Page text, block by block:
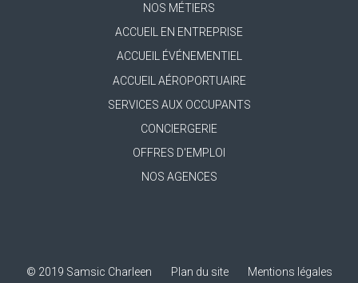
NOS MÉTIERS
ACCUEIL EN ENTREPRISE
ACCUEIL ÉVÉNEMENTIEL
ACCUEIL AÉROPORTUAIRE
SERVICES AUX OCCUPANTS
CONCIERGERIE
OFFRES D'EMPLOI
NOS AGENCES
© 2019 Samsic Charleen Plan du site Mentions légales